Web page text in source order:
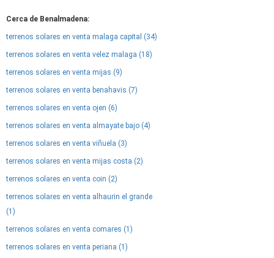
Cerca de Benalmadena:
terrenos solares en venta malaga capital (34)
terrenos solares en venta velez malaga (18)
terrenos solares en venta mijas (9)
terrenos solares en venta benahavis (7)
terrenos solares en venta ojen (6)
terrenos solares en venta almayate bajo (4)
terrenos solares en venta viñuela (3)
terrenos solares en venta mijas costa (2)
terrenos solares en venta coin (2)
terrenos solares en venta alhaurin el grande
(1)
terrenos solares en venta comares (1)
terrenos solares en venta periana (1)